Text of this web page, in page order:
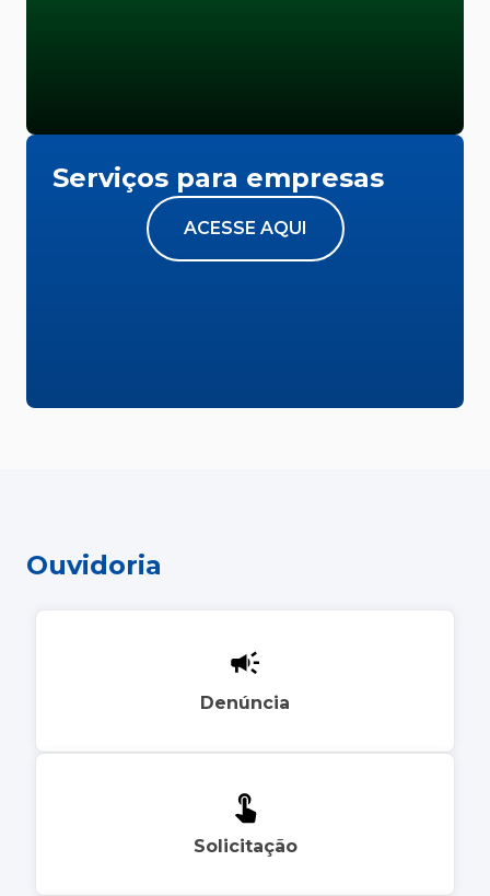
Serviços para empresas
ACESSE AQUI
Ouvidoria
Denúncia
Solicitação